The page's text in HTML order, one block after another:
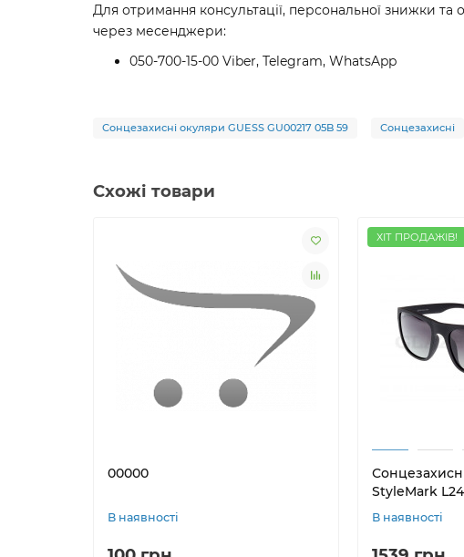
Для отримання консультації, персональної знижки
через месенджери:
050-700-15-00 Viber, Telegram, WhatsApp
Сонцезахисні окуляри GUESS GU00217 05B 59 Сонцезахисні
Схожі товари
00000
В наявності
ХІТ ПРОДАЖІВ!
StyleMark
В наявності